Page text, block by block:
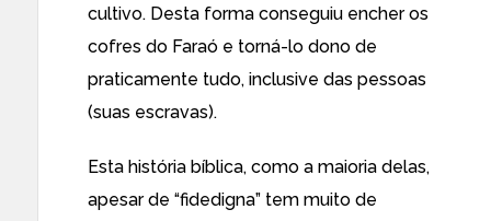
cultivo. Desta forma conseguiu encher os
cofres do Faraó e torná-lo dono de
praticamente tudo, inclusive das pessoas
(suas escravas).
Esta história bíblica, como a maioria delas,
apesar de “fidedigna” tem muito de